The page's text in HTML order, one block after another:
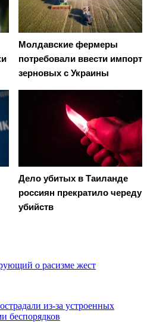
Молдавские фермеры
потребовали ввести импорт
зерновых с Украины
Дело убитых в Таиланде
россиян прекратило череду
убийств
о расизме жест
из-за устроенных
беспорядков